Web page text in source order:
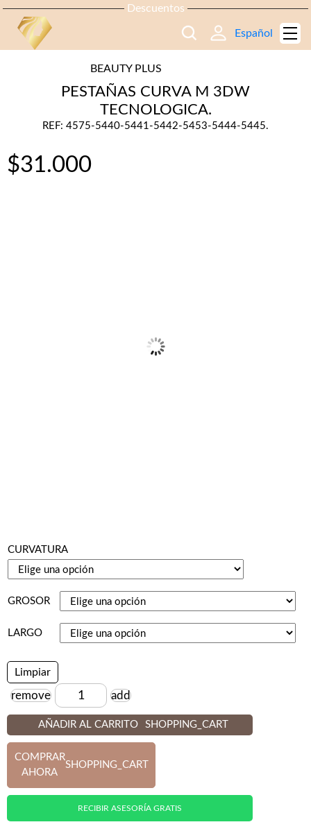
Descuentos
Español
BEAUTY PLUS
PESTAÑAS CURVA M 3DW
TECNOLOGICA.
REF: 4575-5440-5441-5442-5453-5444-5445.
$31.000
CURVATURA
GROSOR
LARGO
Limpiar
Cantidad
remove add
AÑADIR AL CARRITO SHOPPING_CART
COMPRAR
AHORA
SHOPPING_CART
RECIBIR ASESORÍA GRATIS